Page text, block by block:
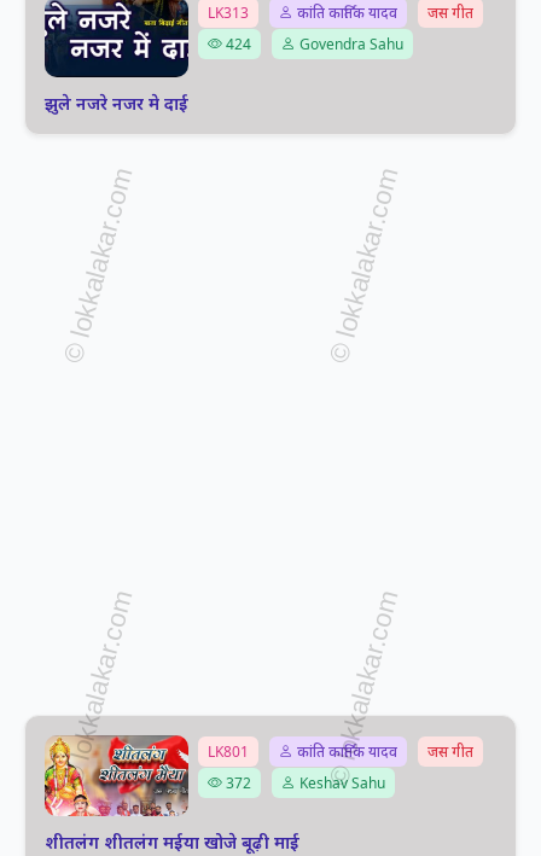
LK313 कांति कार्तिक यादव
जस गीत
424
Govendra Sahu
झुले नजरे नजर मे दाई
LK801 कांति कार्तिक यादव
जस गीत
372
Keshav Sahu
शीतलंग शीतलंग मईया खोजे बूढ़ी माई